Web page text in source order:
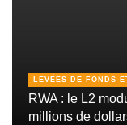
LEVÉES DE FONDS
RWA : le L2
millions de